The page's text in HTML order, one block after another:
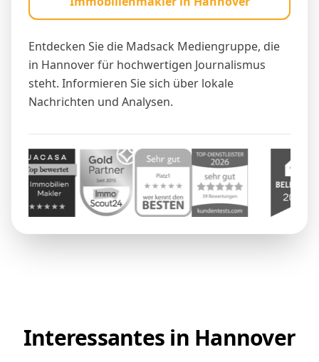
Entdecken Sie die Madsack Mediengruppe, die
in Hannover für hochwertigen Journalismus
steht. Informieren Sie sich über lokale
Nachrichten und Analysen.
Interessantes in Hannover